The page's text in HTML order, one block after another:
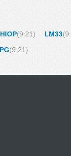
(9:21) LM33
(9:21)